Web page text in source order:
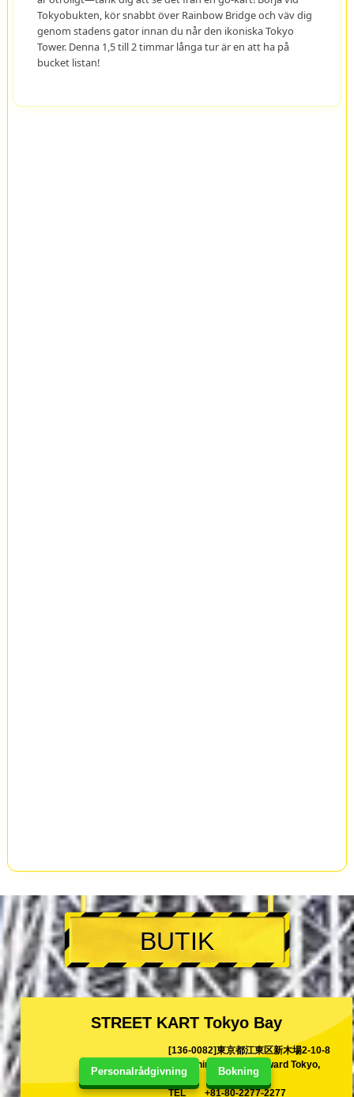
Personalrådgivning Bokning
Tokyobukten, kör snabbt över Rainbow Bridge och väv dig
genom stadens gator innan du når den ikoniska Tokyo
Tower. Denna 1,5 till 2 timmar långa tur är en att ha på
bucket listan!
BUTIK
STREET KART Tokyo Bay
[136-0082]東京都江東区新木場2-10-8
2-10 Shinkiba Koutoh ward Tokyo,
Japan
TEL
+81-80-2277-2277